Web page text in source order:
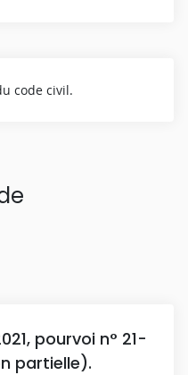
code civil.
pourvoi n° 21-
partielle).